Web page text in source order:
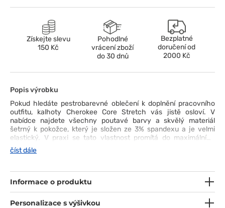
Získejte slevu
150 Kč
Pohodlné
vrácení zboží
do 30 dnů
Bezplatné
doručení od
2000 Kč
Popis výrobku
Pokud hledáte pestrobarevné oblečení k doplnění pracovního
outfitu, kalhoty Cherokee Core Stretch vás jistě osloví. V
nabídce najdete všechny poutavé barvy a skvělý materiál
šetrný k pokožce, který je složen ze 3% spandexu a je velmi
elastický. V praxi se tato vlastnost promítá do maximálního
pohodlí při nošení, a toho není nikdy dost! Moderní střih s úzkými
rovnými nohavicemi, elastický pas se stahovací šňůrkou, tři
přitahují nejen pohledem, ale přitáhnou i vaši pozornost: )
číst dále
Informace o produktu
Personalizace s výšivkou